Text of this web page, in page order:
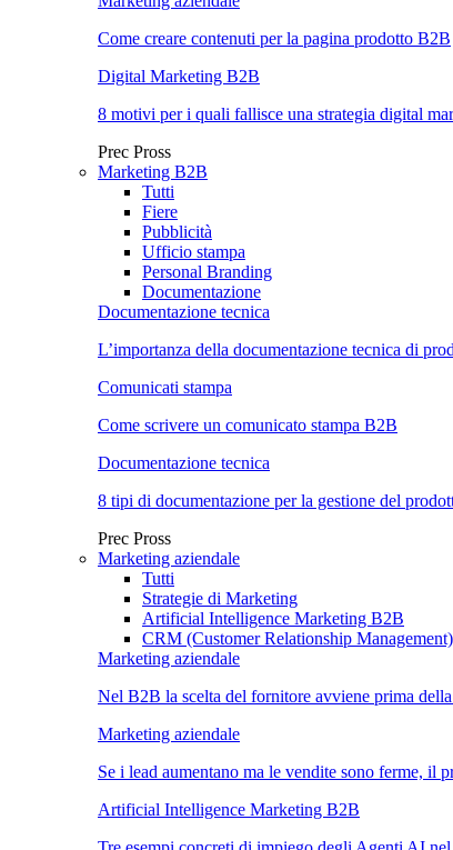
Come creare contenuti per la pagina prodotto B2B
Digital Marketing B2B
8 motivi per i quali fallisce una strategia digital
Prec Pross
Marketing B2B
Tutti
Fiere
Pubblicità
Ufficio stampa
Personal Branding
Documentazione
Documentazione tecnica
L’importanza della documentazione tecnica di
Comunicati stampa
Come scrivere un comunicato stampa B2B
Documentazione tecnica
8 tipi di documentazione per la gestione del
Prec Pross
Marketing aziendale
Tutti
Strategie di Marketing
Artificial Intelligence Marketing B2B
CRM (Customer Relationship Management)
Marketing aziendale
Nel B2B la scelta del fornitore avviene prima
Marketing aziendale
Se i lead aumentano ma le vendite sono ferme, il
Artificial Intelligence Marketing B2B